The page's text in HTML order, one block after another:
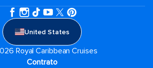
United States
Royal Caribbean Cruises
Contrato